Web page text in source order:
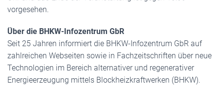
vorgesehen.
Über die BHKW-Infozentrum GbR
Seit 25 Jahren informiert die BHKW-Infozentrum GbR auf
zahlreichen Webseiten sowie in Fachzeitschriften über neue
Technologien im Bereich alternativer und regenerativer
Energieerzeugung mittels Blockheizkraftwerken (BHKW).